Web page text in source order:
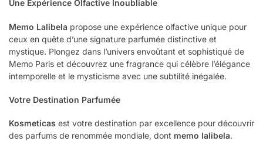
Une Expérience Olfactive Inoubliable
Memo Lalibela propose une expérience olfactive unique pour
ceux en quête d’une signature parfumée distinctive et
mystique. Plongez dans l’univers envoûtant et sophistiqué de
Memo Paris et découvrez une fragrance qui célèbre l’élégance
intemporelle et le mysticisme avec une subtilité inégalée.
Votre Destination Parfumée
Kosmeticas est votre destination par excellence pour découvrir
des parfums de renommée mondiale, dont memo lalibela.